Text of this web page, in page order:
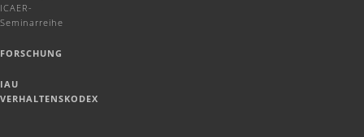
ICAER-
Seminarreihe
FORSCHUNG
IAU
VERHALTENSKODEX